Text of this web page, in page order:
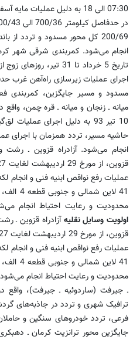
07:30 ‌الی 18 به دلیل
200/69 ‌کل محور مسدود و
انجام می‌شود. کمربندی شرقی شهر
مسدود و مسیر جایگزین، کمربندی
میانه ـ زنجان و میانه ـ قره چمن،
10 تیر 93 به دلیل اجرای
حاشیه مسیر، تردد همزمان با اجرای
انجام می‌شود. آزادراه قزوین ـ
41
محدودیت و رعایت احتیاط انجام
اولویت وسایل نقلیهآزادراه قزوین ـ
41
محدودیت و رعایت احتیاط انجام
ـ جیرفت (ساردوئیه ـ جیرفت)، واقع
فرعی، تردد خودروهای سنگین و
جایگزین محور ترانزیت کرمان ـ